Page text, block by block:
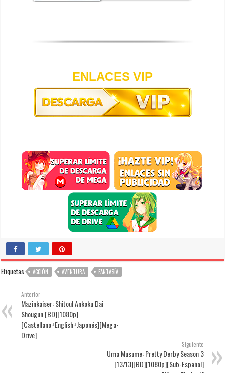
ENLACES VIP
Etiquetas ACCIÓN AVENTURA FANTASÍA
Anterior
Mazinkaiser: Shitou! Ankoku Dai
Shougun [BD][1080p]
[Castellano+English+Japonés][Mega-
Drive]
Siguiente
Uma Musume: Pretty Derby Season 3
[13/13][BD][1080p][Sub-Español]